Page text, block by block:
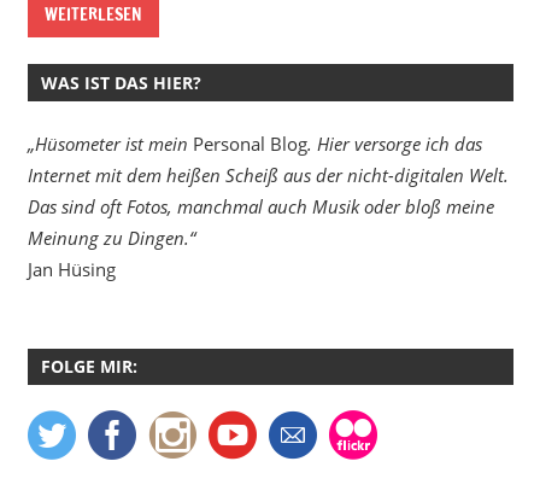
WEITERLESEN
WAS IST DAS HIER?
„Hüsometer ist mein Personal Blog. Hier versorge ich das
Internet mit dem heißen Scheiß aus der nicht-digitalen Welt.
Das sind oft Fotos, manchmal auch Musik oder bloß meine
Meinung zu Dingen.“
Jan Hüsing
FOLGE MIR: